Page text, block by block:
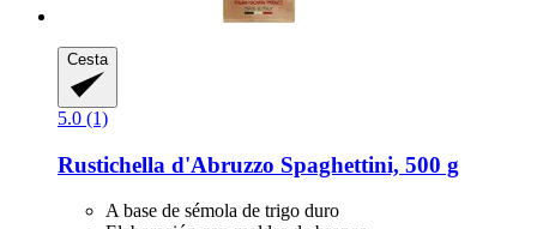
Cesta
5.0 (1)
Rustichella d'Abruzzo Spaghettini, 500 g
A base de sémola de trigo duro